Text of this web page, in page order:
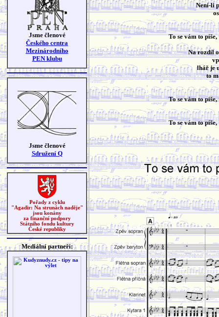
Jsme členové
Českého centra
Mezinárodního
PEN klubu
Jsme členové
Sdružení Q
Pořady z cyklu
"Agadir: Na strunách naděje"
jsou konány
za finanční podpory
Státního fondu kultury
České republiky
Mediální partneři:
Není-li
To se vám to
Na rozdíl
lhář je
to
To se vám to
To se vám to